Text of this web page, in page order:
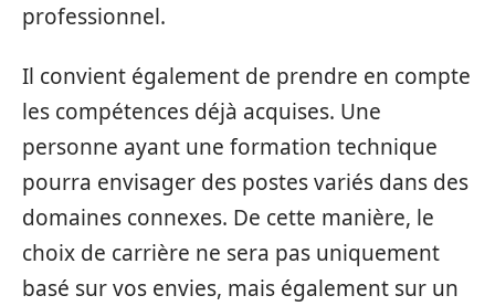
professionnel.
Il convient également de prendre en compte
les compétences déjà acquises. Une
personne ayant une formation technique
pourra envisager des postes variés dans des
domaines connexes. De cette manière, le
choix de carrière ne sera pas uniquement
basé sur vos envies, mais également sur un